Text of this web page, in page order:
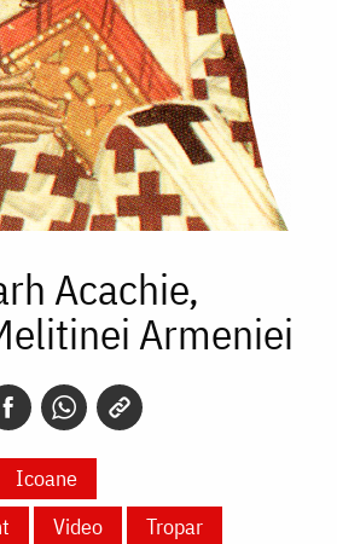
Acachie,
Armeniei
Icoane
Video
Tropar